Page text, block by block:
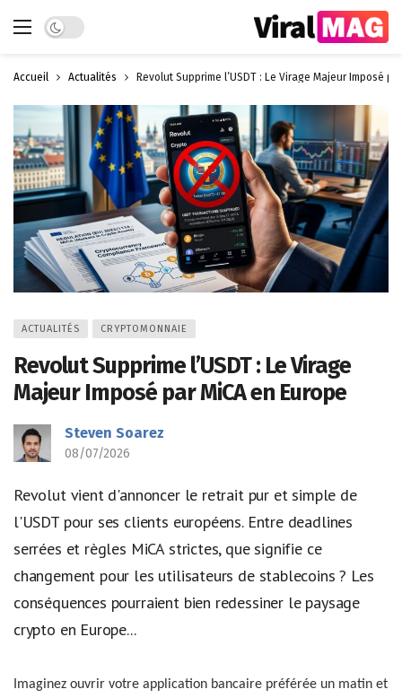
Dark mode
Accueil Actualités Revolut Supprime l’USDT : Le Virage Majeur Imposé
ACTUALITÉS CRYPTOMONNAIE
Revolut Supprime l’USDT : Le Virage
Majeur Imposé par MiCA en Europe
Steven Soarez
08/07/2026
Revolut vient d'annoncer le retrait pur et simple de
l'USDT pour ses clients européens. Entre deadlines
serrées et règles MiCA strictes, que signifie ce
changement pour les utilisateurs de stablecoins ? Les
conséquences pourraient bien redessiner le paysage
crypto en Europe...
Imaginez ouvrir votre application bancaire préférée un matin et